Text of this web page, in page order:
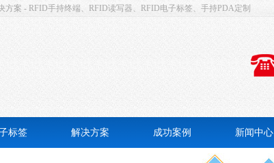
案 - RFID手持终端、RFID读写器、RFID电子标签、手持PDA定制
标签 解决方案 成功案例 新闻中心